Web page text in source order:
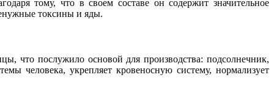
тому, что в своем составе он содержит значительное
токсины и яды.
что послужило основой для производства: подсолнечник,
человека, укрепляет кровеносную систему, нормализует